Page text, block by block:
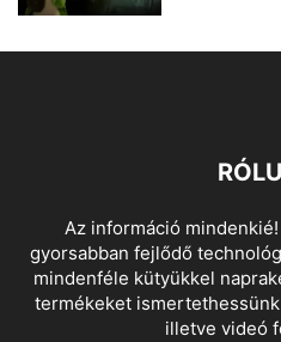
Az információ
gyorsabban fejlődő
mindenféle kütyükkel
termékeket
illetve videó